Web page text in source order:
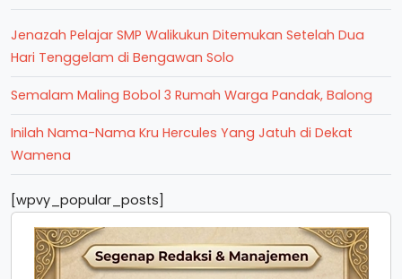
Jenazah Pelajar SMP Walikukun Ditemukan Setelah Dua
Hari Tenggelam di Bengawan Solo
Semalam Maling Bobol 3 Rumah Warga Pandak, Balong
Inilah Nama-Nama Kru Hercules Yang Jatuh di Dekat
Wamena
[wpvy_popular_posts]